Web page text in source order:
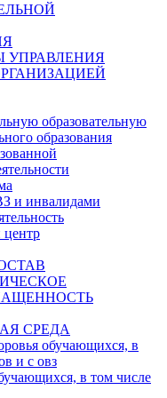
УПРАВЛЕНИЯ
образовательную
образования
и инвалидами
центр
СРЕДА
обучающихся, в
и с овз
в том числе